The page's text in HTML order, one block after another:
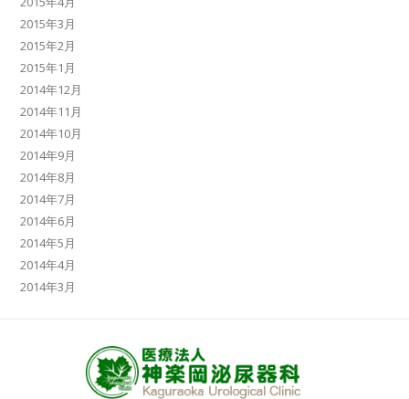
2015年3月
2015年2月
2015年1月
2014年12月
2014年11月
2014年10月
2014年9月
2014年8月
2014年7月
2014年6月
2014年5月
2014年4月
2014年3月